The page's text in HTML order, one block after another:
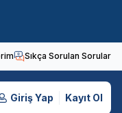
Sıkça Sorulan Sorular
Giriş Yap Kayıt Ol